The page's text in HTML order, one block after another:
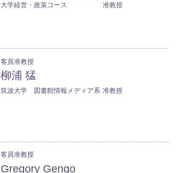
大学経営・政策コース
准教授
客員准教授
柳浦 猛
筑波大学 図書館情報メディア系 准教授
客員准教授
Gregory Gengo